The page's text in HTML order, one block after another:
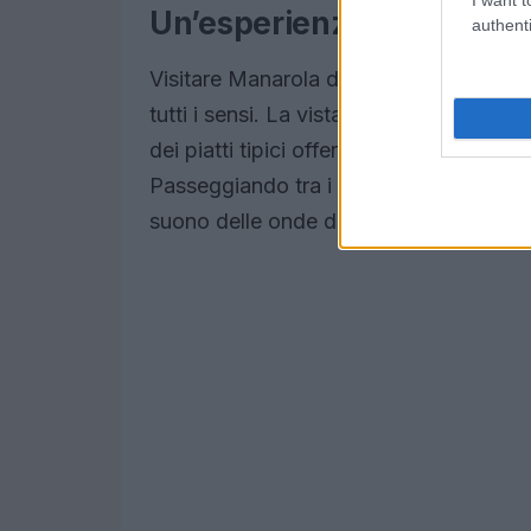
Un’esperienza natalizia
Visitare Manarola durante il periodo
tutti i sensi. La vista di
dei piatti tipici offerti nei ristoranti del
Passeggiando tra i vicoli, si ha
suono delle onde del mare